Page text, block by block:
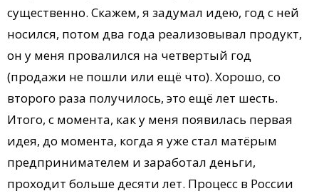
существенно. Скажем, я задумал идею, год с ней
носился, потом два года реализовывал продукт,
он у меня провалился на четвертый год
(продажи не пошли или ещё что). Хорошо, со
второго раза получилось, это ещё лет шесть.
Итого, с момента, как у меня появилась первая
идея, до момента, когда я уже стал матёрым
предпринимателем и заработал деньги,
проходит больше десяти лет. Процесс в России